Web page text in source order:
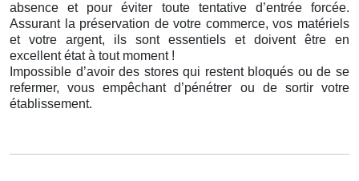
absence et pour éviter toute tentative d’entrée forcée.
Assurant la préservation de votre commerce, vos matériels
et votre argent, ils sont essentiels et doivent être en
excellent état à tout moment !
Impossible d’avoir des stores qui restent bloqués ou de se
refermer, vous empêchant d’pénétrer ou de sortir votre
établissement.